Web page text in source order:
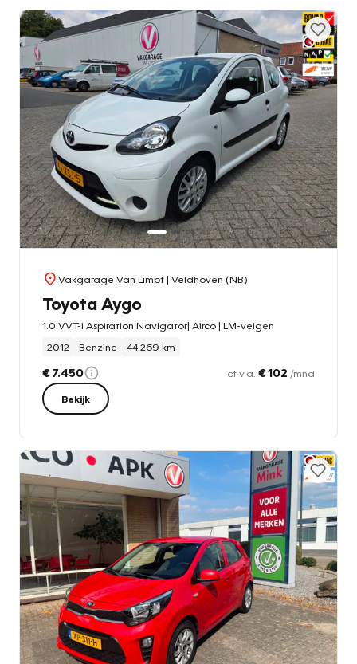
Vakgarage Van Limpt| Veldhoven (NB)
Toyota Aygo
1.0 VVT-i Aspiration Navigator| Airco | LM-velgen
2012
Benzine 44.269 km
€ 7.450 of v.a. € 102 /mnd
Bekijk